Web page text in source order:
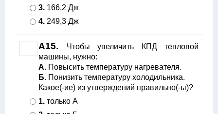
3. 166,2 Дж
4. 249,3 Дж
A15.
Чтобы увеличить КПД тепловой
машины, нужно:
А. Повысить температуру нагревателя.
Б. Понизить температуру холодильника.
Какое(-ие) из утверждений правильно(-ы)?
1. только А